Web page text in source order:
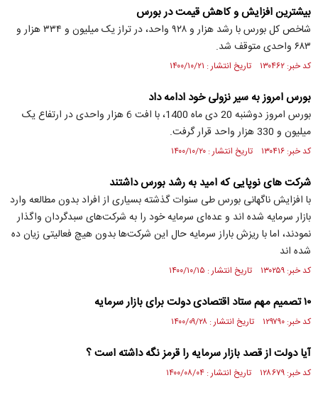
بیشترین افزایش و کاهش قیمت در بورس
شاخص کل بورس با رشد هزار و ۹۲۸ واحد، در تراز یک میلیون و ۳۳۴ هزار و
۶۸۳ واحدی متوقف شد.
کد خبر: ۱۳۰۴۶۲ تاریخ انتشار : ۱۴۰۰/۱۰/۲۱
بورس امروز به سیر نزولی خود ادامه داد
بورس امروز دوشنبه 20 دی ماه 1400، با افت 6 هزار واحدی در ارتفاع یک
میلیون و 330 هزار واحد قرار گرفت.
کد خبر: ۱۳۰۴۱۶ تاریخ انتشار : ۱۴۰۰/۱۰/۲۰
شرکت های نوپایی که امید به رشد بورس داشتند
با افزایش ناگهانی بورس طی سنوات گذشته بسیاری از افراد بدون مطالعه وارد
بازار سرمایه شده اند و عده‌ای سرمایه خود را به شرکت‌های سبدگردان واگذار
نمودند، اما با ریزش باراز سرمایه حال این شرکت‌ها بدون هیچ فعالیتی زیان ده
شده اند
کد خبر: ۱۳۰۲۵۹ تاریخ انتشار : ۱۴۰۰/۱۰/۱۵
۱۰ تصمیم مهم ستاد اقتصادی دولت برای بازار سرمایه
کد خبر: ۱۲۹۷۹۰ تاریخ انتشار : ۱۴۰۰/۰۹/۲۸
آیا دولت از قصد بازار سرمایه را قرمز نگه داشته است ؟
کد خبر: ۱۲۸۶۷۹ تاریخ انتشار : ۱۴۰۰/۰۸/۰۴